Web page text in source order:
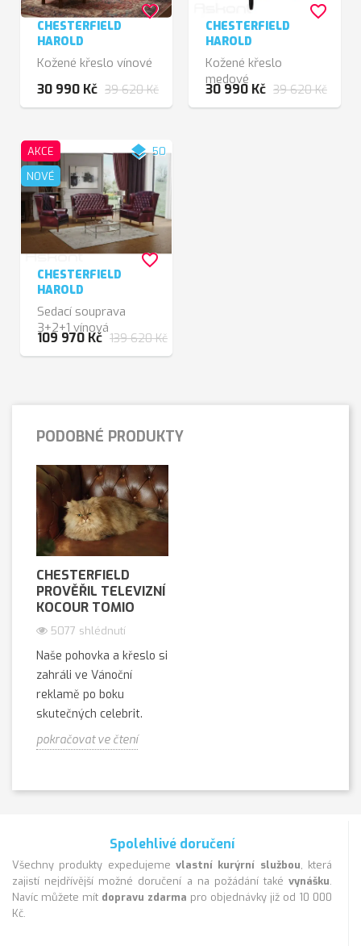
CHESTERFIELD
HAROLD
Kožené křeslo vínové
30 990 Kč 39 620 Kč
favorite_border
CHESTERFIELD
HAROLD
Kožené křeslo
medové
30 990 Kč 39 620 Kč
favorite_border
AKCE
NOVÉ
layers50
CHESTERFIELD
HAROLD
Sedací souprava
3+2+1 vínová
109 970 Kč 139 620 Kč
favorite_border
PODOBNÉ PRODUKTY
CHESTERFIELD
PROVĚŘIL TELEVIZNÍ
KOCOUR TOMIO
5077 shlédnutí
Naše pohovka a křeslo si
zahráli ve Vánoční
reklamě po boku
skutečných celebrit.
pokračovat ve čtení
Spolehlivé doručení
Všechny produkty expedujeme vlastní kurýrní službou, která
zajistí nejdřívější možné doručení a na požádání také vynášku.
Navíc můžete mít dopravu zdarma pro objednávky již od 10 000
Kč.